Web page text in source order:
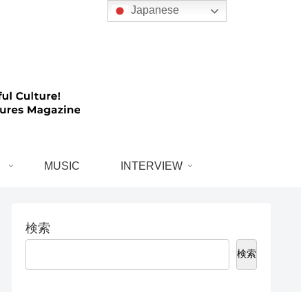
MUSIC INTERVIEW
検索
検索
Japanese